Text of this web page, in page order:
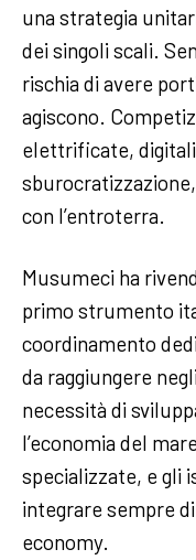
una strategia
dei singoli scali.
rischia di avere
agiscono.
elettrificate,
con l’entroterra.
Musumeci ha
primo strumento
coordinamento
da raggiungere
necessità di
l’economia del
specializzate, e gli
integrare sempre
economy.